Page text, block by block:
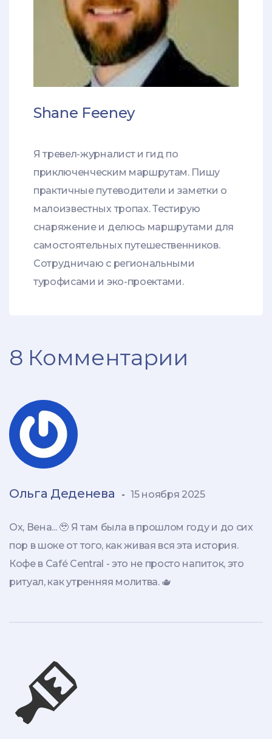
Shane Feeney
Я тревел-журналист и гид по
приключенческим маршрутам. Пишу
практичные путеводители и заметки о
малоизвестных тропах. Тестирую
снаряжение и делюсь маршрутами для
самостоятельных путешественников.
Сотрудничаю с региональными
турофисами и эко-проектами.
8 Комментарии
Ольга Деденева - 15 ноября 2025
Ох, Вена... 🥹 Я там была в прошлом году и до сих
пор в шоке от того, как живая вся эта история.
Кофе в Café Central - это не просто напиток, это
ритуал, как утренняя молитва. 🫖